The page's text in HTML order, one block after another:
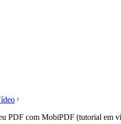
PDF com MobiPDF (tutorial em